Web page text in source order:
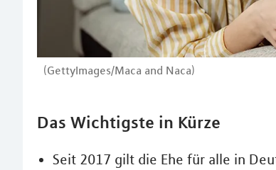
(GettyImages/Maca and Naca)
Das Wichtigste in Kürze
Seit 2017 gilt die Ehe für alle in